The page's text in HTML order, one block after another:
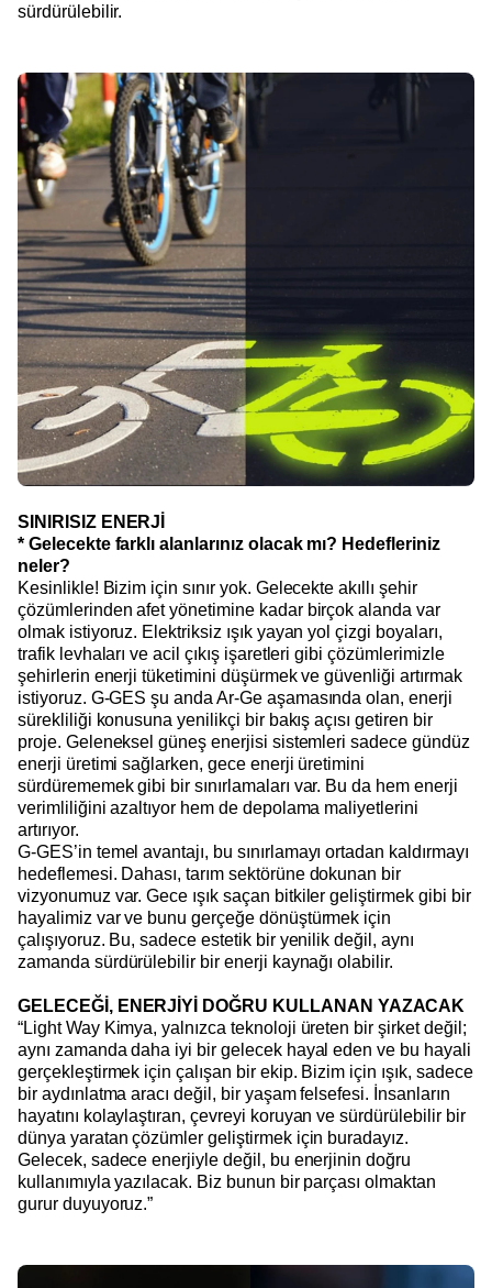
sürdürülebilir.
SINIRISIZ ENERJİ
* Gelecekte farklı alanlarınız olacak mı? Hedefleriniz
neler?
Kesinlikle! Bizim için sınır yok. Gelecekte akıllı şehir
çözümlerinden afet yönetimine kadar birçok alanda var
olmak istiyoruz. Elektriksiz ışık yayan yol çizgi boyaları,
trafik levhaları ve acil çıkış işaretleri gibi çözümlerimizle
şehirlerin enerji tüketimini düşürmek ve güvenliği artırmak
istiyoruz. G-GES şu anda Ar-Ge aşamasında olan, enerji
sürekliliği konusuna yenilikçi bir bakış açısı getiren bir
proje. Geleneksel güneş enerjisi sistemleri sadece gündüz
enerji üretimi sağlarken, gece enerji üretimini
sürdürememek gibi bir sınırlamaları var. Bu da hem enerji
verimliliğini azaltıyor hem de depolama maliyetlerini
artırıyor.
G-GES’in temel avantajı, bu sınırlamayı ortadan kaldırmayı
hedeflemesi. Dahası, tarım sektörüne dokunan bir
vizyonumuz var. Gece ışık saçan bitkiler geliştirmek gibi bir
hayalimiz var ve bunu gerçeğe dönüştürmek için
çalışıyoruz. Bu, sadece estetik bir yenilik değil, aynı
zamanda sürdürülebilir bir enerji kaynağı olabilir.
GELECEĞİ, ENERJİYİ DOĞRU KULLANAN YAZACAK
“Light Way Kimya, yalnızca teknoloji üreten bir şirket değil;
aynı zamanda daha iyi bir gelecek hayal eden ve bu hayali
gerçekleştirmek için çalışan bir ekip. Bizim için ışık, sadece
bir aydınlatma aracı değil, bir yaşam felsefesi. İnsanların
hayatını kolaylaştıran, çevreyi koruyan ve sürdürülebilir bir
dünya yaratan çözümler geliştirmek için buradayız.
Gelecek, sadece enerjiyle değil, bu enerjinin doğru
kullanımıyla yazılacak. Biz bunun bir parçası olmaktan
gurur duyuyoruz.”